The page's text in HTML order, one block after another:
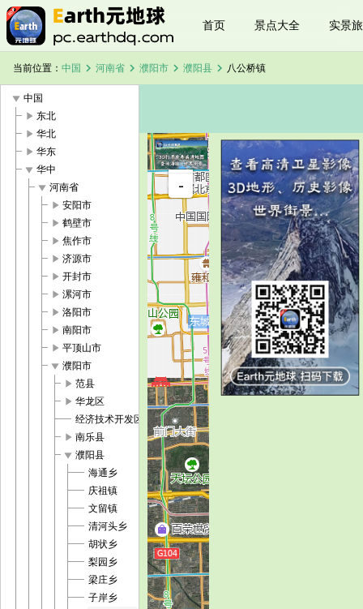
首页 景点大全 实景
当前位置： 中国 chevron_right 河南省 chevron_right 濮阳市 chevron_right 濮阳县 chevron_right 八公桥镇
play_arrow 中国
play_arrow 东北
play_arrow 华北
play_arrow 华东
play_arrow 华中
play_arrow 河南省
play_arrow 安阳市
play_arrow 鹤壁市
play_arrow 焦作市
play_arrow 济源市
play_arrow 开封市
play_arrow 漯河市
play_arrow 洛阳市
play_arrow 南阳市
play_arrow 平顶山市
play_arrow 濮阳市
play_arrow 范县
play_arrow 华龙区
经济技术开发区
play_arrow 南乐县
play_arrow 濮阳县
海通乡
庆祖镇
文留镇
清河头乡
胡状乡
梨园乡
梁庄乡
子岸乡
八公桥镇卫
星地图
加载中，请
稍候...
+
-